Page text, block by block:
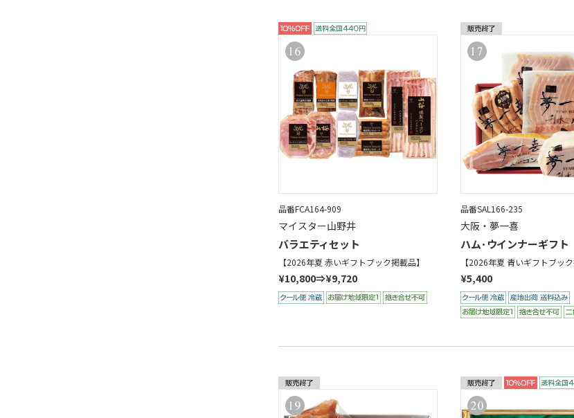
品番FCA164-909
マイスター山野井
バラエティセット
【2026年夏 赤いギフトブック掲載品】
¥10,800⇒¥9,720
品番SAL166-235
大阪・夢一喜
ハム･ウインナーギフト
【2026年夏 青いギフトブック
¥5,400